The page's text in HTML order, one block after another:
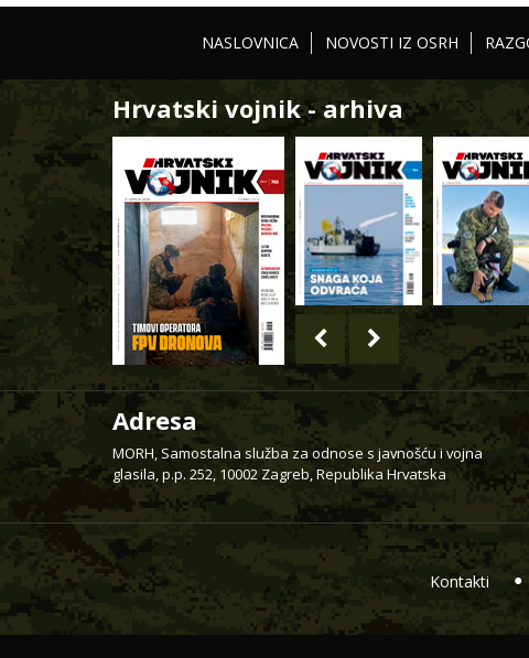
NASLOVNICA NOVOSTI IZ OSRH
Hrvatski vojnik - arhiva
Adresa
MORH, Samostalna služba za odnose s javnošću i vojna
glasila, p.p. 252, 10002 Zagreb, Republika Hrvatska
Kontakti